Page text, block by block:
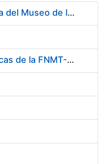
Contratación de la Construcción y Montaje de un Espacio Demo Interactivo (EDI) en una sala del Museo de la Fábrica Nacional de Moneda y Timbre-Real Casa de la Moneda en Madrid
Contratación del suministro de medicamentos, vacunas y demás especialidades farmacéuticas de la FNMT-RCM